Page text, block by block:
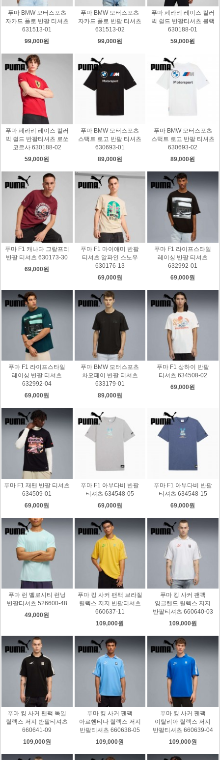
푸마 BMW 모터스포츠
자카드 폴로 반팔 티셔츠
631513-01
99,000원
푸마 BMW 모터스포츠
자카드 폴로 반팔 티셔츠
631513-02
99,000원
푸마 페라리 레이스 컬러
빅 쉴드 반팔티셔츠 블랙
630188-01
59,000원
푸마 페라리 레이스 컬러
빅 쉴드 반팔티셔츠 로쏘
코르사 630188-02
59,000원
푸마 BMW 모터스포츠
스택트 로고 반팔 티셔츠
630693-01
89,000원
푸마 BMW 모터스포츠
스택트 로고 반팔 티셔츠
630693-02
89,000원
푸마 F1 캐나다 그랑프리
반팔 티셔츠 630173-30
69,000원
푸마 F1 마이애미 반팔
티셔츠 알파인 스노우
630176-13
69,000원
푸마 F1 라이프스타일
레이싱 반팔 티셔츠
632992-01
69,000원
푸마 F1 라이프스타일
레이싱 반팔 티셔츠
632992-04
69,000원
푸마 BMW 모터스포츠
차오페이 반팔 티셔츠
633179-01
89,000원
푸마 F1 상하이 반팔
티셔츠 634508-02
69,000원
푸마 F1 재팬 반팔 티셔츠
634509-01
69,000원
푸마 F1 아부다비 반팔
티셔츠 634548-05
69,000원
푸마 F1 아부다비 반팔
티셔츠 634548-15
69,000원
푸마 런 벨로시티 런닝
반팔티셔츠 526600-48
49,000원
푸마 킹 사커 팬팩 브라질
릴렉스 저지 반팔티셔츠
660637-11
109,000원
푸마 킹 사커 팬팩
잉글랜드 릴렉스 저지
반팔티셔츠 660640-03
109,000원
푸마 킹 사커 팬팩 독일
릴렉스 저지 반팔티셔츠
660641-09
109,000원
푸마 킹 사커 팬팩
아르헨티나 릴렉스 저지
반팔티셔츠 660638-05
109,000원
푸마 킹 사커 팬팩
이탈리아 릴렉스 저지
반팔티셔츠 660639-04
109,000원